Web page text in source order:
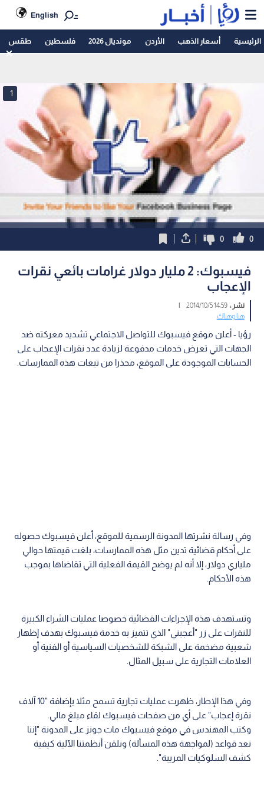
English
الرئيسية أسعار الذهب الأردن مونديال 2026 فلسطين طقس
1
0
0
فيسبوك: 2 مليار دولار غرامات بائعي نقرات
الإعجاب
نشر :14:59 2014/10/5
|
هنا وهناك
رؤيا - أعلن موقع فيسبوك للتواصل الاجتماعي تشديد معركته ضد
الجهات التي تعرض خدمات مدفوعة لزيادة عدد نقرات الإعجاب على
الحسابات الموجودة على الموقع، محذرا من تبعات هذه الممارسات.
وفي رسالة نشرتها المدونة الرسمية للموقع، أعلن فيسبوك حصوله
على أحكام قضائية تدين مثل هذه الممارسات، بلغت قيمتها حوالي
ملياري دولار، إلا أنه لم يوضح القيمة الفعلية التي تقاضاها بموجب
هذه الأحكام.
وتستهدف هذه الإجراءات القضائية خصوصا عمليات الشراء الكبيرة
للنقرات على زر "أعجبني" الذي تتميز به خدمة فيسبوك بهدف إظهار
شعبية مضخمة على الشبكة للشخصيات السياسية أو الفنية أو
العلامات التجارية على سبيل المثال.
وفي هذا الإطار، ظهرت عمليات تجارية تسمح مثلا بإضافة "10 آلاف
نقرة إعجاب" على أي من صفحات فيسبوك لقاء مبلغ مالي.
وكتب المهندس في موقع فيسبوك مات جونز على المدونة "إننا
نعد قواعد (لمواجهة هذه المسألة) ونلقن أنظمتنا الآلية كيفية
كشف السلوكيات المريبة".